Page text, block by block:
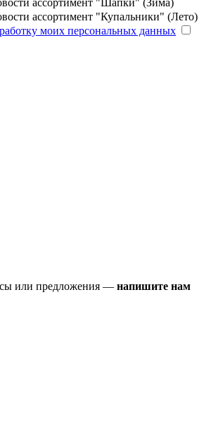
ассортимент "Шапки" (Зима)
ассортимент "Купальники" (Лето)
моих персональных данных
или предложения — напишите нам